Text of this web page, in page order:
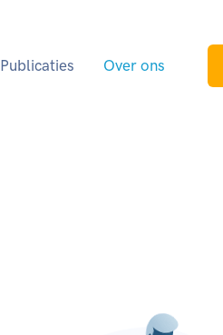
Publicaties Over ons